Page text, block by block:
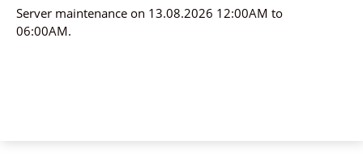
Server maintenance on 13.08.2026 12:00AM to
06:00AM.